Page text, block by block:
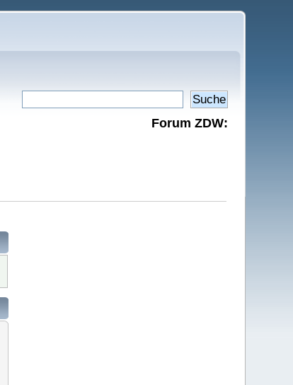
Forum ZDW: